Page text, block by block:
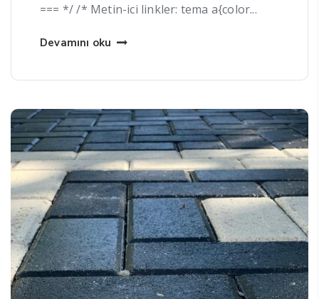
=== */ /* Metin-ici linkler: tema a{color...
Devamını oku